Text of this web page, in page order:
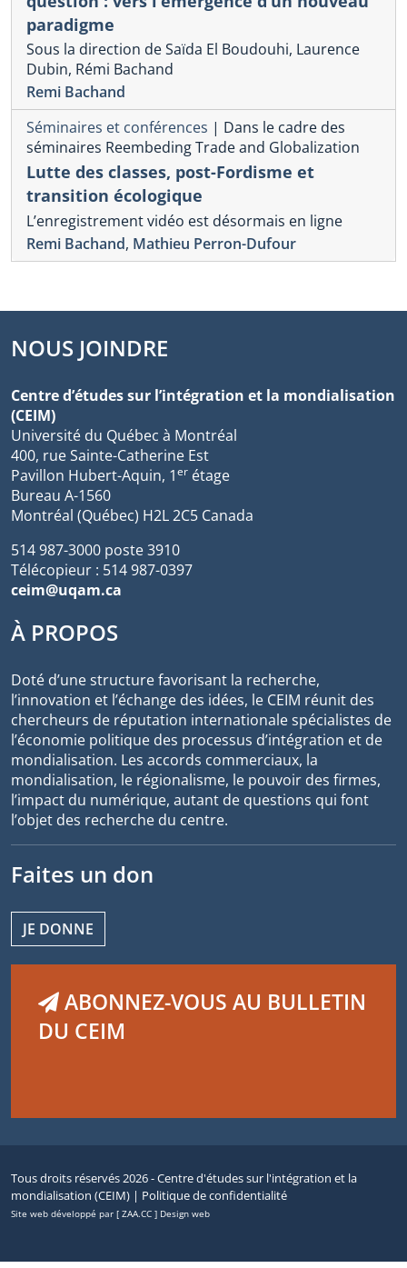
paradigme
Sous la direction de Saïda El Boudouhi, Laurence
Dubin, Rémi Bachand
Remi Bachand
Séminaires et conférences | Dans le cadre des
séminaires Reembeding Trade and Globalization
Lutte des classes, post-Fordisme et
transition écologique
L’enregistrement vidéo est désormais en ligne
Remi Bachand, Mathieu Perron-Dufour
NOUS JOINDRE
Centre d’études sur l’intégration et la mondialisation
(CEIM)
Université du Québec à Montréal
400, rue Sainte-Catherine Est
Pavillon Hubert-Aquin, 1er étage
Bureau A-1560
Montréal (Québec) H2L 2C5 Canada
514 987-3000 poste 3910
Télécopieur : 514 987-0397
ceim@uqam.ca
À PROPOS
Doté d’une structure favorisant la recherche,
l’innovation et l’échange des idées, le CEIM réunit des
chercheurs de réputation internationale spécialistes de
l’économie politique des processus d’intégration et de
mondialisation. Les accords commerciaux, la
mondialisation, le régionalisme, le pouvoir des firmes,
l’impact du numérique, autant de questions qui font
l’objet des recherche du centre.
Faites un don
JE DONNE
ABONNEZ-VOUS AU BULLETIN
DU CEIM
Tous droits réservés 2026 - Centre d'études sur l'intégration et la
mondialisation (CEIM) | Politique de confidentialité
Site web développé par [ ZAA.CC ] Design web